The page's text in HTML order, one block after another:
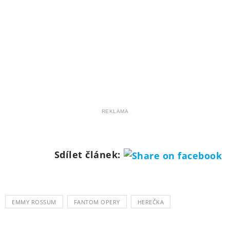
REKLAMA
Sdílet článek:
EMMY ROSSUM FANTOM OPERY HEREČKA